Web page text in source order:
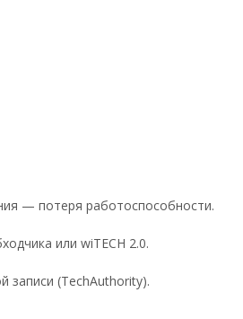
— потеря работоспособности.
или wiTECH 2.0.
записи (TechAuthority).